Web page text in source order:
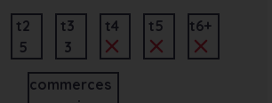
t2
5
t3
3
t4 t5 t6+
commerces